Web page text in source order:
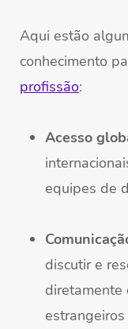
Aqui estão
conhecimento
profissão:
Acesso
equipes de
discutir e
diretamente
estrangeiros